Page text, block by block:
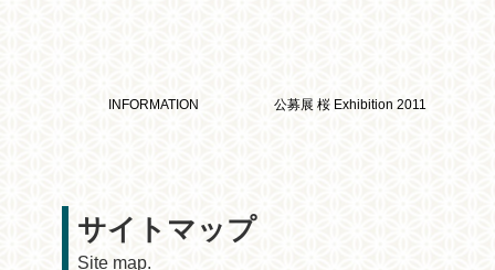
INFORMATION 公募展 桜 Exhibition 2011
サイトマップ
Site map.